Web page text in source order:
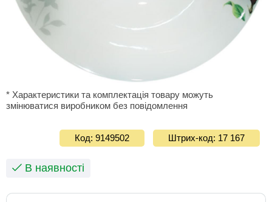
* Характеристики та комплектація товару можуть
змінюватися виробником без повідомлення
Код: 9149502 Штрих-код: 17 167
В наявності